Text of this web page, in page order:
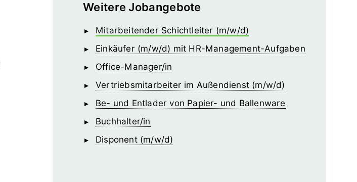
Weitere Jobangebote
Mitarbeitender Schichtleiter (m/w/d)
Einkäufer (m/w/d) mit HR-Management-Aufgaben
Office-Manager/in
Vertriebsmitarbeiter im Außendienst (m/w/d)
Be- und Entlader von Papier- und Ballenware
Buchhalter/in
Disponent (m/w/d)